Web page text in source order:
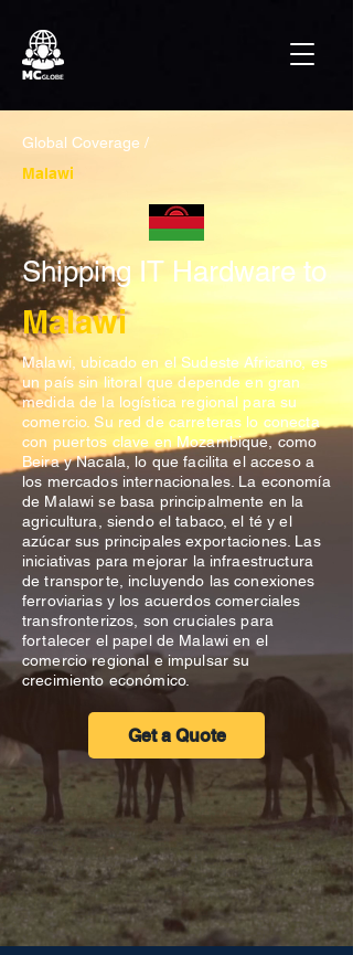
Global Coverage /
Malawi
Shipping IT Hardware to
Malawi
Malawi, ubicado en el Sudeste Africano, es
un país sin litoral que depende en gran
medida de la logística regional para su
comercio. Su red de carreteras lo conecta
con puertos clave en Mozambique, como
Beira y Nacala, lo que facilita el acceso a
los mercados internacionales. La economía
de Malawi se basa principalmente en la
agricultura, siendo el tabaco, el té y el
azúcar sus principales exportaciones. Las
iniciativas para mejorar la infraestructura
de transporte, incluyendo las conexiones
ferroviarias y los acuerdos comerciales
transfronterizos, son cruciales para
fortalecer el papel de Malawi en el
comercio regional e impulsar su
crecimiento económico.
Get a Quote